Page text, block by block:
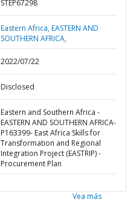
STEP67298
Eastern Africa,EASTERN AND
SOUTHERN AFRICA,
2022/07/22
Disclosed
Eastern and Southern Africa -
EASTERN AND SOUTHERN AFRICA-
P163399- East Africa Skills for
Transformation and Regional
Integration Project (EASTRIP) -
Procurement Plan
Vea más